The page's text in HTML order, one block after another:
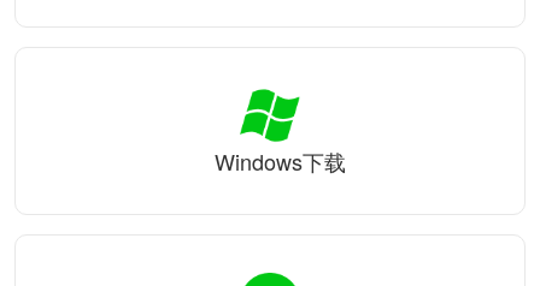
Windows下载